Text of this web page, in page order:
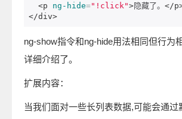
<p
ng-hide="!click">隐藏了。 </
</div>
ng-show指令和ng-hide用法相同但行为
详细介绍了。
扩展内容：
当我们面对一些长列表数据,可能会通过